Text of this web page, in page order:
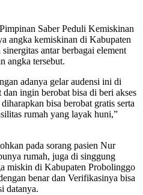
Saber Peduli Kemiskinan
angka kemiskinan di Kabupaten
antar berbagai element
angka tersebut.
adanya gelar audensi ini di
ingin berobat bisa di beri akses
bisa berobat gratis serta
rumah yang layak huni,”
pada sorang pasien Nur
rumah, juga di singgung
miskin di Kabupaten Probolinggo
benar dan Verifikasinya bisa
datanya.